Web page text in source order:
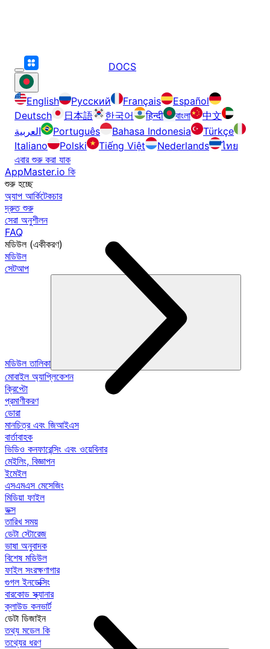
DOCS
English Русский Français
Español
Deutsch
日本語 한국어 हिन्दी বাংলা
中文
العربية
Português Bahasa Indonesia
Türkçe
Italiano
Polski Tiếng Việt Nederlands
ไทย
এবার শুরু করা যাক
AppMaster.io কি
শুরু হচ্ছে
অ্যাপ আর্কিটেকচার
দ্রুত শুরু
সেরা অনুশীলন
FAQ
মডিউল (একীকরণ)
মডিউল
সেটআপ
মডিউল তালিকা
মোবাইল অ্যাপ্লিকেশন
ক্রিপ্টো
প্রমাণীকরণ
ডোরা
মানচিত্র এবং জিআইএস
বার্তাবাহক
ভিডিও কনফারেন্সিং এবং ওয়েবিনার
মেইলিং, বিজ্ঞাপন
ইমেইল
এসএমএস মেসেজিং
মিডিয়া ফাইল
ডক্স
তারিখ সময়
ডেটা স্টোরেজ
ভাষা অনুবাদক
বিশেষ মডিউল
ফাইল সংরক্ষণাগার
গুগল ইনডেক্সিং
বারকোড স্ক্যানার
ক্লাউড কনভার্ট
ডেটা ডিজাইন
তথ্য মডেল কি
তথ্যের ধরণ